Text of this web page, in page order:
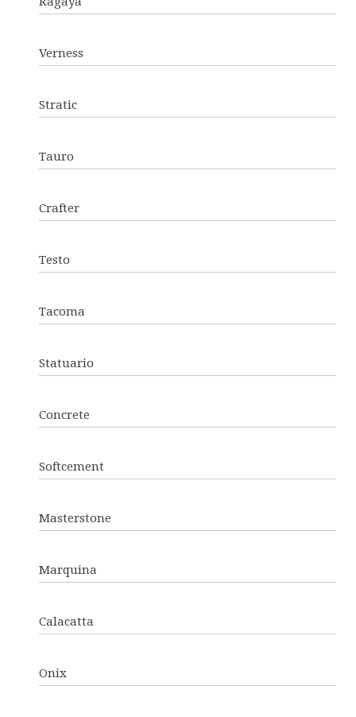
Verness
Stratic
Tauro
Crafter
Testo
Tacoma
Statuario
Concrete
Softcement
Masterstone
Marquina
Calacatta
Onix